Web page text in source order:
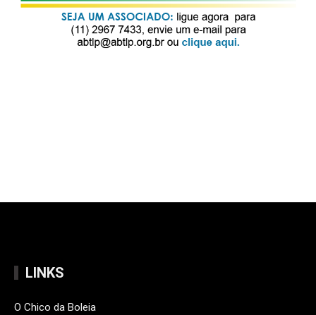
LINKS
O Chico da Boleia